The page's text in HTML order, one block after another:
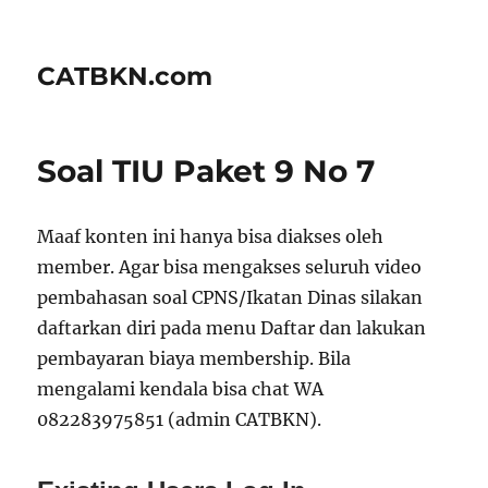
CATBKN.com
Soal TIU Paket 9 No 7
Maaf konten ini hanya bisa diakses oleh
member. Agar bisa mengakses seluruh video
pembahasan soal CPNS/Ikatan Dinas silakan
daftarkan diri pada menu Daftar dan lakukan
pembayaran biaya membership. Bila
mengalami kendala bisa chat WA
082283975851 (admin CATBKN).